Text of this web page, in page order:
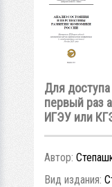
Для
первый раз
ИГЭУ или
Автор:
Вид издания: